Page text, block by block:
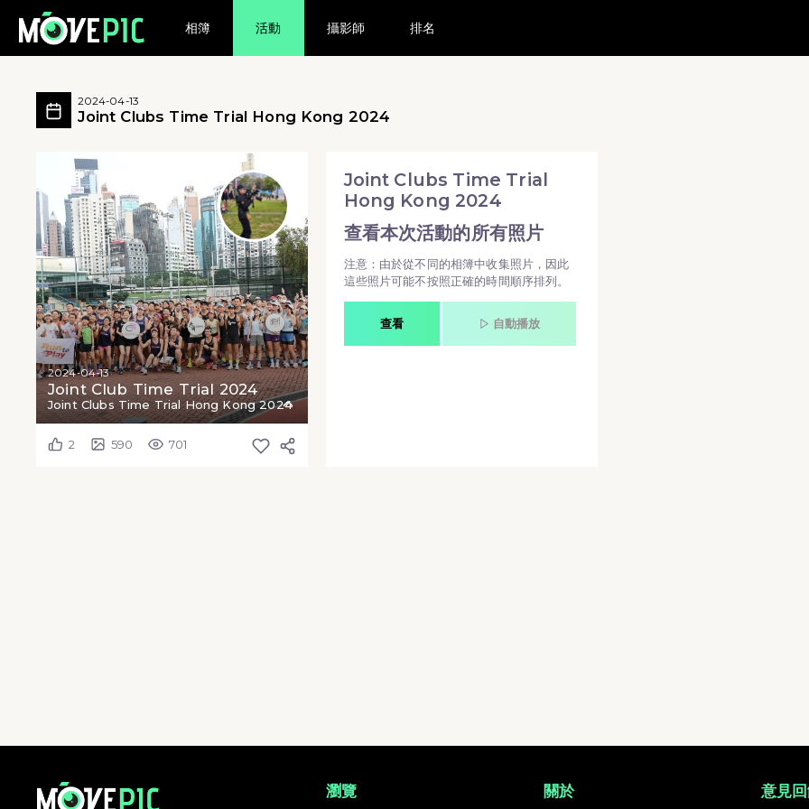
相簿 活動 攝影師 排名
Joint Clubs Time Trial Hong Kong 2024 所有相片
Joint Clubs Time Trial Hong Kong 2024 - Joint Clubs Time Trial Hong Kong 2024
2024-04-13
Joint Clubs Time Trial Hong Kong 2024
2024-04-13
Joint Club Time Trial 2024
Joint Clubs Time Trial Hong Kong 2024
2 590 701
Joint Clubs Time Trial
Hong Kong 2024
查看本次活動的所有照片
注意：由於從不同的相簿中收集照片，因此
這些照片可能不按照正確的時間順序排列。
查看 自動播放
瀏覽 關於 意見